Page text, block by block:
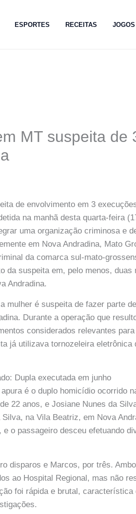
ESPORTES RECEITAS JOGOS
MT suspeita de
de envolvimento em 3
na manhã desta quarta-feira
uma organização criminosa e
em Nova Andradina, Mato
da comarca sul-mato-
da suspeita em, pelo menos,
Andradina.
mulher é suspeita de fazer parte
Durante a operação que
considerados relevantes
já utilizava tornozeleira
Dupla executada em junho
é o duplo homicídio ocorrido
22 anos, e Josiane Nunes da
na Vila Beatriz, em Nova
o passageiro desceu efetuando
disparos e Marcos, por três.
ao Hospital Regional, mas não
foi rápida e brutal,